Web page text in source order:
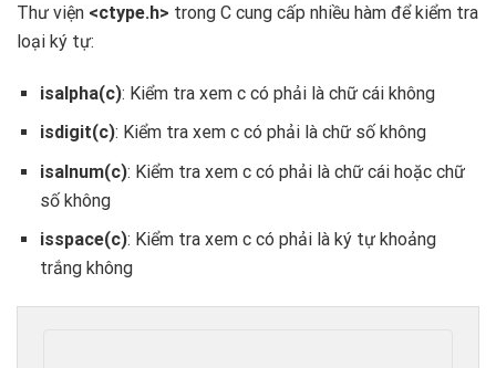
Thư viện <ctype.h> trong C cung cấp nhiều hàm để kiểm tra
loại ký tự:
isalpha(c): Kiểm tra xem c có phải là chữ cái không
isdigit(c): Kiểm tra xem c có phải là chữ số không
isalnum(c): Kiểm tra xem c có phải là chữ cái hoặc chữ
số không
isspace(c): Kiểm tra xem c có phải là ký tự khoảng
trắng không